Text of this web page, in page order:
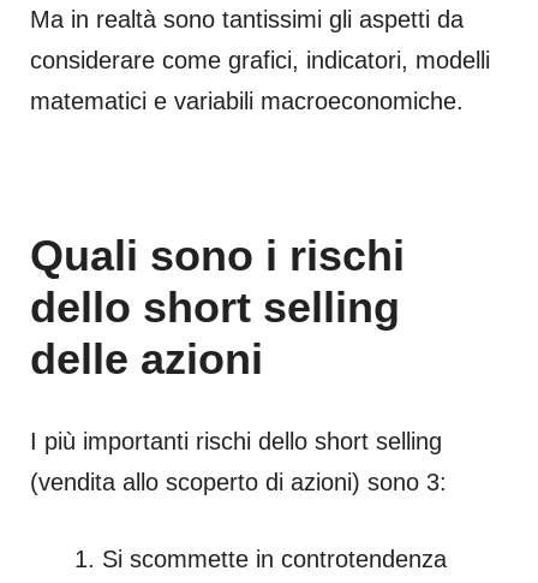
Ma in realtà sono tantissimi gli aspetti da
considerare come grafici, indicatori, modelli
matematici e variabili macroeconomiche.
Quali sono i rischi
dello short selling
delle azioni
I più importanti rischi dello short selling
(vendita allo scoperto di azioni) sono 3:
Si scommette in controtendenza